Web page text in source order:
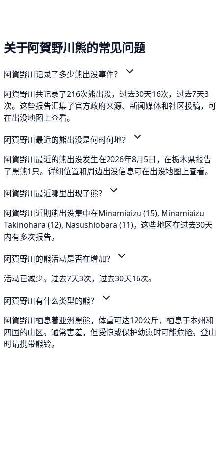
关于阿賀野川熊的常见问题
阿賀野川记录了多少熊出没事件？
阿賀野川共记录了216次熊出没，过去30天16次，过去7天3
次。这些报告汇集了官方政府来源、新闻媒体和社区投稿，可
在出没地图上查看。
阿賀野川最近的熊出没是何时何地？
阿賀野川最近的熊出没发生在2026年8月5日，在栃木県报告
了黑熊1只。详细位置和周边出没信息可在出没地图上查看。
阿賀野川最近哪里出现了熊？
阿賀野川近期熊出没集中在Minamiaizu (15), Minamiaizu
Takinohara (12), Nasushiobara (11)。这些地区在过去30天
内有多次报告。
阿賀野川的熊活动是否在增加？
活动已减少。过去7天3次，过去30天16次。
阿賀野川有什么类型的熊？
阿賀野川栖息着亚洲黑熊，体重可达120公斤，栖息于本州和
四国的山区。通常害羞，但受惊或保护幼崽时可能危险。登山
时请携带熊铃。